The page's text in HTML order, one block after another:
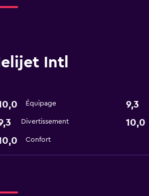
Intl
Équipage 9,3
Divertissement 10,0
Confort